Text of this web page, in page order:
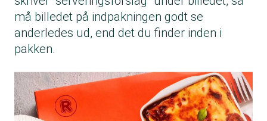
må billedet på indpakningen godt se
anderledes ud, end det du finder inden i
pakken.